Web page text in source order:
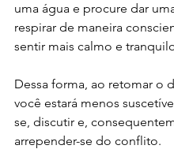
uma água e procure dar
respirar de maneira
sentir mais calmo e
Dessa forma, ao retomar o
você estará menos
se, discutir e,
arrepender-se do conflito.